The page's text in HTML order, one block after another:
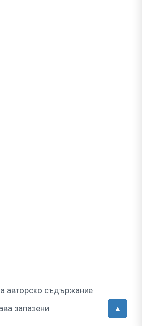
авторско съдържание
запазени